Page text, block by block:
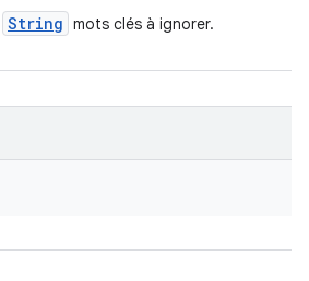
String mots clés à ignorer.